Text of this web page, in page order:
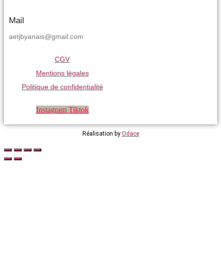
Mail
aetjbyanais@gmail.com
CGV
Mentions légales
Politique de confidentialité
Instagram Tiktok
Réalisation by Odace